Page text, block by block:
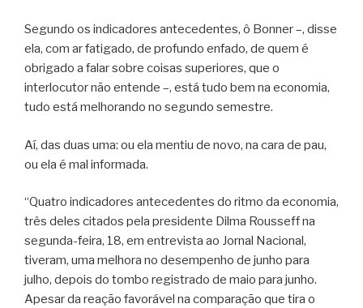
Segundo os indicadores antecedentes, ô Bonner –, disse
ela, com ar fatigado, de profundo enfado, de quem é
obrigado a falar sobre coisas superiores, que o
interlocutor não entende –, está tudo bem na economia,
tudo está melhorando no segundo semestre.
Aí, das duas uma: ou ela mentiu de novo, na cara de pau,
ou ela é mal informada.
“Quatro indicadores antecedentes do ritmo da economia,
três deles citados pela presidente Dilma Rousseff na
segunda-feira, 18, em entrevista ao Jornal Nacional,
tiveram, uma melhora no desempenho de junho para
julho, depois do tombo registrado de maio para junho.
Apesar da reação favorável na comparação que tira o